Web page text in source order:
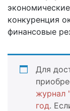
конкуренция
финансовые
Для
журнал
год.